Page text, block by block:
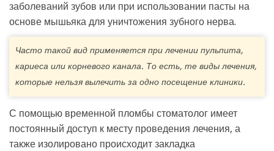
заболеваний зубов или при использовании пасты на
основе мышьяка для уничтожения зубного нерва.
Часто такой вид применяется при лечении пульпита,
кариеса или корневого канала. То есть, те виды лечения,
которые нельзя вылечить за одно посещение клиники.
С помощью временной пломбы стоматолог имеет
постоянный доступ к месту проведения лечения, а
также изолировано происходит закладка